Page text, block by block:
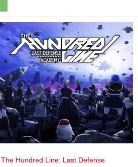
The Hundred Line: Last Defense